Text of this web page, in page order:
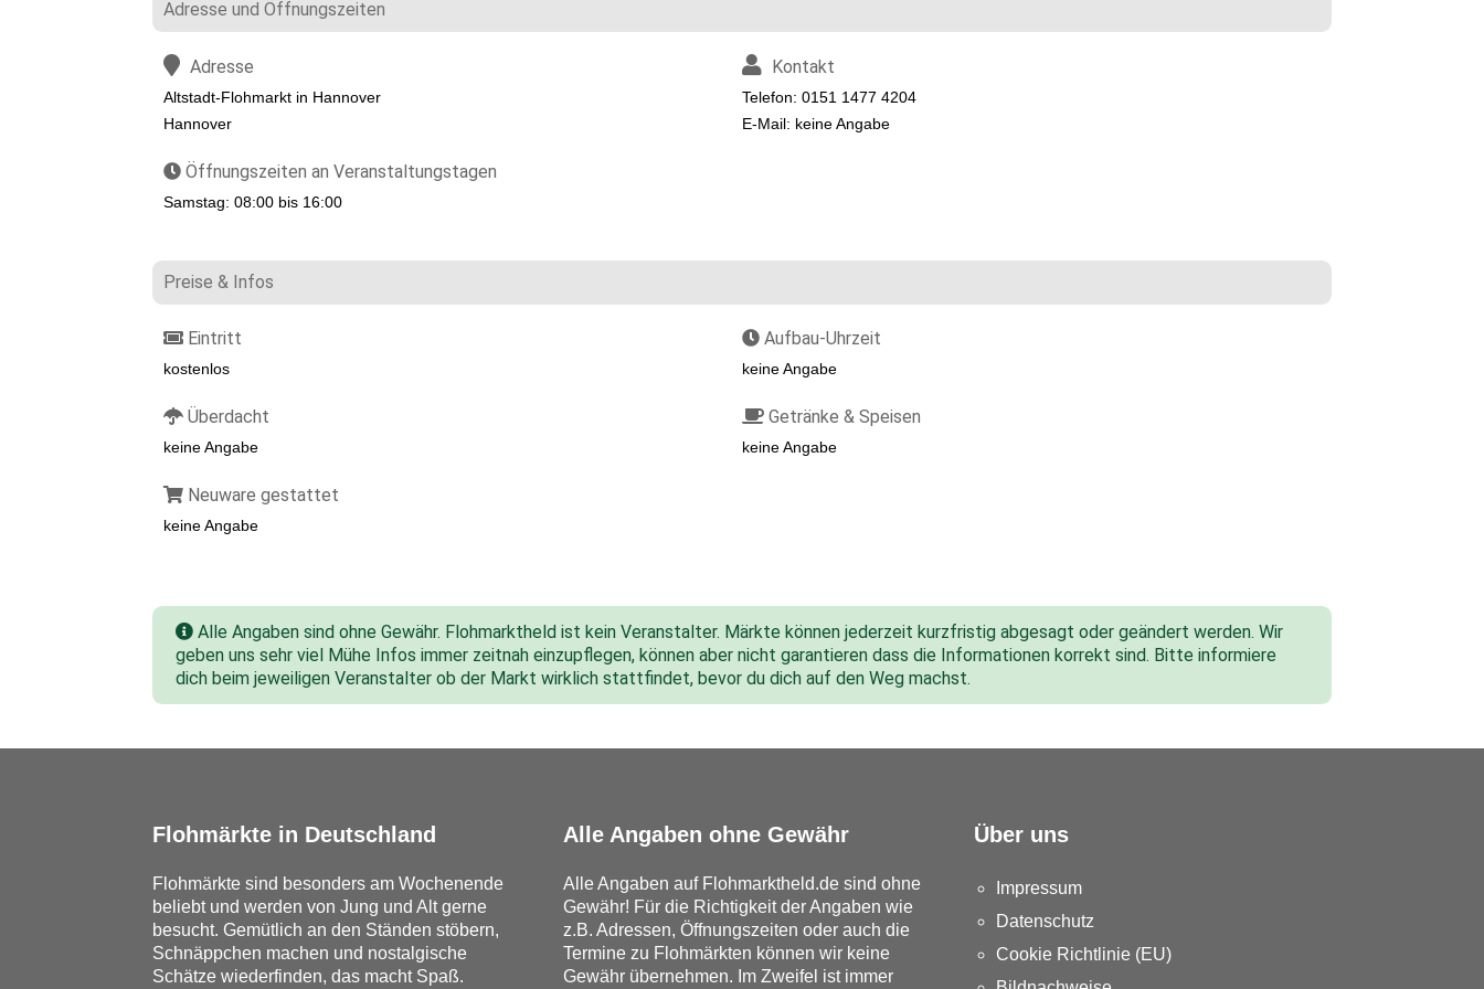
Adresse und Öffnungszeiten
Adresse
Altstadt-Flohmarkt in Hannover
Hannover
Kontakt
Telefon: 0151 1477 4204
E-Mail: keine Angabe
Öffnungszeiten an Veranstaltungstagen
Samstag: 08:00 bis 16:00
Preise & Infos
Eintritt
kostenlos
Aufbau-Uhrzeit
keine Angabe
Überdacht
keine Angabe
Getränke & Speisen
keine Angabe
Neuware gestattet
keine Angabe
Alle Angaben sind ohne Gewähr. Flohmarktheld ist kein Veranstalter. Märkte können jederzeit kurzfristig abgesagt oder geändert werden. Wir
geben uns sehr viel Mühe Infos immer zeitnah einzupflegen, können aber nicht garantieren dass die Informationen korrekt sind. Bitte informiere
dich beim jeweiligen Veranstalter ob der Markt wirklich stattfindet, bevor du dich auf den Weg machst.
Flohmärkte in Deutschland
Flohmärkte sind besonders am Wochenende
beliebt und werden von Jung und Alt gerne
besucht. Gemütlich an den Ständen stöbern,
Schnäppchen machen und nostalgische
Schätze wiederfinden, das macht Spaß.
Alle Angaben ohne Gewähr
Alle Angaben auf Flohmarktheld.de sind ohne
Gewähr! Für die Richtigkeit der Angaben wie
z.B. Adressen, Öffnungszeiten oder auch die
Termine zu Flohmärkten können wir keine
Gewähr übernehmen. Im Zweifel ist immer
Über uns
Impressum
Datenschutz
Cookie Richtlinie (EU)